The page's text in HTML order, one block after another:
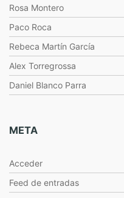
Rosa Montero
Paco Roca
Rebeca Martín García
Alex Torregrossa
Daniel Blanco Parra
META
Acceder
Feed de entradas